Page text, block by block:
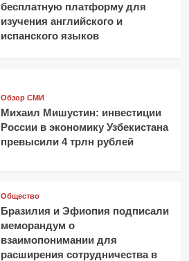
бесплатную платформу для
изучения английского и
испанского языков
Обзор СМИ
Михаил Мишустин: инвестиции
России в экономику Узбекистана
превысили 4 трлн рублей
Общество
Бразилия и Эфиопия подписали
меморандум о
взаимопонимании для
расширения сотрудничества в